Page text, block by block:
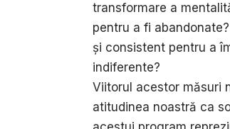
transformare a
pentru a fi
și consistent pentru a
indiferente?
Viitorul acestor măsuri
atitudinea noastră ca